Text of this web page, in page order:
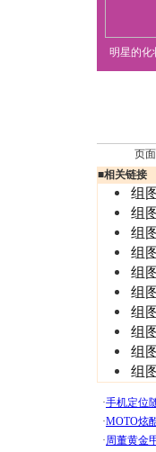
明星的化
页
■相关链接
组
组
组
组
组
组
组
组
组
组